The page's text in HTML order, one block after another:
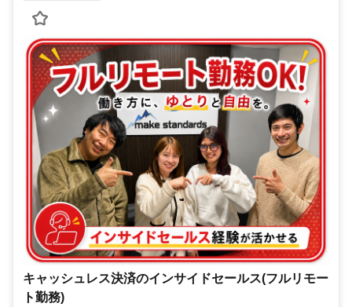
キャッシュレス決済のインサイドセールス(フルリモー
ト勤務)